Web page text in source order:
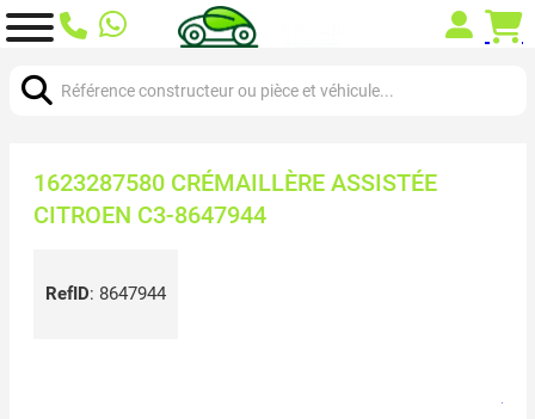
1623287580 CRÉMAILLÈRE ASSISTÉE
CITROEN C3-8647944
RefID: 8647944